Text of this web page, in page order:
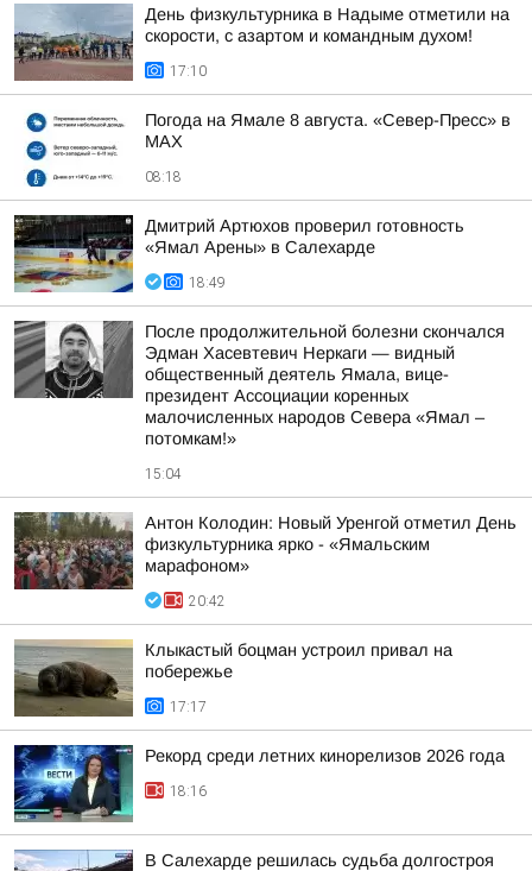
День физкультурника в Надыме отметили на
скорости, с азартом и командным духом!
17:10
Погода на Ямале 8 августа. «Север-Пресс» в
MAX
08:18
Дмитрий Артюхов проверил готовность
«Ямал Арены» в Салехарде
18:49
После продолжительной болезни скончался
Эдман Хасевтевич Неркаги — видный
общественный деятель Ямала, вице-
президент Ассоциации коренных
малочисленных народов Севера «Ямал –
потомкам!»
15:04
Антон Колодин: Новый Уренгой отметил День
физкультурника ярко - «Ямальским
марафоном»
20:42
Клыкастый боцман устроил привал на
побережье
17:17
Рекорд среди летних кинорелизов 2026 года
18:16
В Салехарде решилась судьба долгостроя